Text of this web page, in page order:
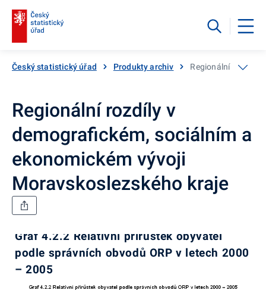
Český statistický úřad Produkty archiv Regionální rozdíly
Regionální rozdíly v
demografickém, sociálním a
ekonomickém vývoji
Moravskoslezského kraje
Graf 4.2.2 Relativní přírůstek obyvatel
podle správních obvodů ORP v letech 2000
– 2005